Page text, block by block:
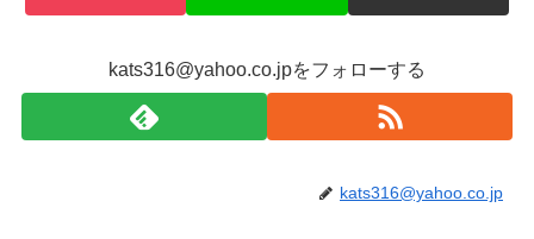
kats316@yahoo.co.jpをフォローする
kats316@yahoo.co.jp